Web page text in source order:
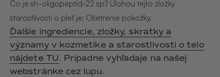
Čo je sh-oligopeptid-22 sp? Úlohou tejto zložky
starostlivosti o pleť je: Ošetrenie pokožky.
Ďalšie ingrediencie, zložky, skratky a
významy v kozmetike a starostlivosti o telo
nájdete TU. Prípadne vyhľadaje na našej
webstránke cez lupu.
SOLEILLE
€29,90
L´AMOUR
€24,90
MUCUMU
Candle
ROUGE
MUCUMU
Essentials set
Hair & Body Mist
Hand Cream Serum
Nail Oil
Candles